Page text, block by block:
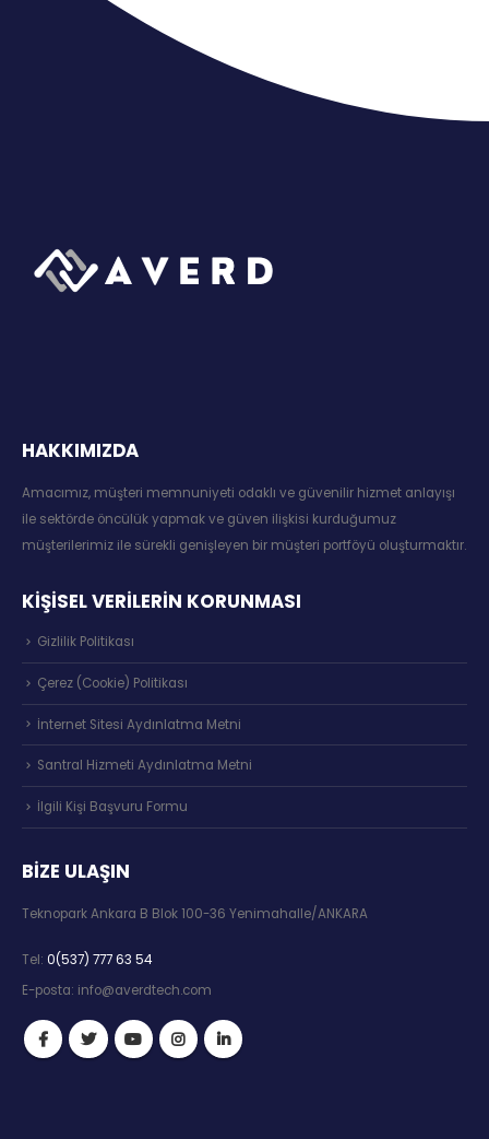
HAKKIMIZDA
Amacımız, müşteri memnuniyeti odaklı ve güvenilir hizmet anlayışı
ile sektörde öncülük yapmak ve güven ilişkisi kurduğumuz
müşterilerimiz ile sürekli genişleyen bir müşteri portföyü oluşturmaktır.
KİŞİSEL VERİLERİN KORUNMASI
Gizlilik Politikası
Çerez (Cookie) Politikası
İnternet Sitesi Aydınlatma Metni
Santral Hizmeti Aydınlatma Metni
İlgili Kişi Başvuru Formu
BIZE ULAŞIN
Teknopark Ankara B Blok 100-36 Yenimahalle/ANKARA
Tel: 0(537) 777 63 54
E-posta: info@averdtech.com